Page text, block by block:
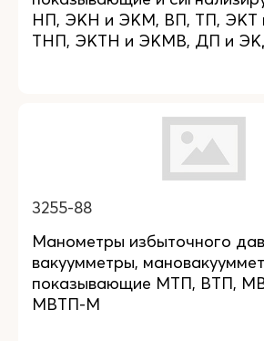
НП, ЭКН и ЭКМ, ВП, ТП, ЭКТ
ТНП, ЭКТН и ЭКМВ, ДП и
3255-88
Манометры избыточного
вакуумметры,
показывающие МТП, ВТП,
МВТП-М